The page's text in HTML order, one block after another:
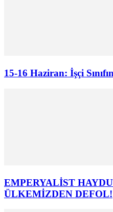
15-16 Haziran: İşçi
EMPERYALİST
ÜLKEMİZDEN DEFOL!